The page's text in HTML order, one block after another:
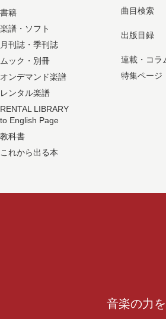
書籍
楽譜・ソフト
月刊誌・季刊誌
ムック・別冊
オンデマンド楽譜
レンタル楽譜
RENTAL LIBRARY
to English Page
教科書
これから出る本
曲目検索
出版目録
連載・コラ
特集ページ
音楽の力